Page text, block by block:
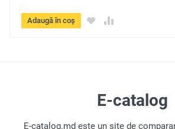
Adaugă în coș
E-catalog
E-catalog.md este un site de